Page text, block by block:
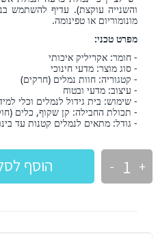
והשנייה עוקצת). עדיף להשתמש
מונומוריום או טפינומה.
מפרט טכני:
- חומר: אקריליק איכותי
- סוג מוצר: מדעי חינוכי
- קטגוריה: חוות נמלים (חרקים)
- עיצוב: מדעי ובטוח
- שימוש: בית גידול לנמלים וכלי
- תכולת החבילה: קן שקוף, כלים
- גודל: מתאים לנמלים קטנות עד
הוסף +
-